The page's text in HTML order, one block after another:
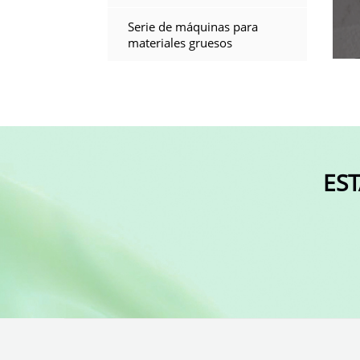
Serie de máquinas para
materiales gruesos